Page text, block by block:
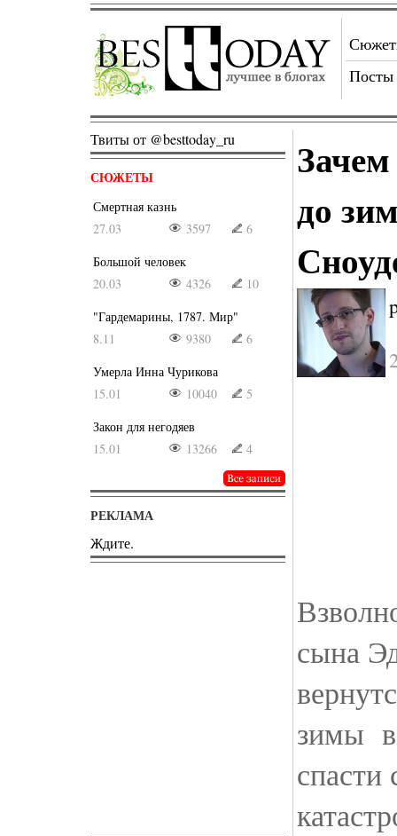
Посты
Твиты от @besttoday_ru
СЮЖЕТЫ
Смертная казнь
27.03
3597
6
Большой человек
20.03
4326
10
"Гардемарины, 1787. Мир"
8.11
9380
6
Умерла Инна Чурикова
15.01
10040
5
Закон для негодяев
15.01
13266 4
РЕКЛАМА
Ждите.
до
сына
зимы
спасти